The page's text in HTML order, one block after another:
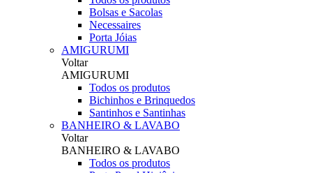
Bolsas e Sacolas
Necessaires
Porta Jóias
AMIGURUMI
Voltar
AMIGURUMI
Todos os produtos
Bichinhos e Brinquedos
Santinhos e Santinhas
BANHEIRO & LAVABO
Voltar
BANHEIRO & LAVABO
Todos os produtos